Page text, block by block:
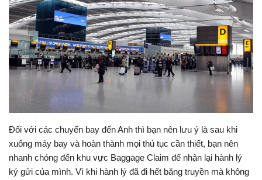
Đối với các chuyến bay đến Anh thì bạn nên lưu ý là sau khi
xuống máy bay và hoàn thành mọi thủ tục cần thiết, bạn nên
nhanh chóng đến khu vực Baggage Claim để nhận lại hành lý
ký gửi của mình. Vì khi hành lý đã đi hết băng truyền mà không